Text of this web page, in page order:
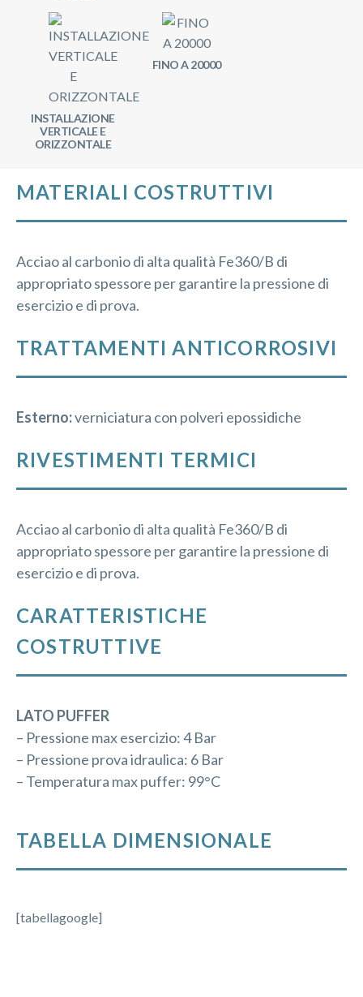
INSTALLAZIONE
VERTICALE E
ORIZZONTALE
FINO A 20000
MATERIALI COSTRUTTIVI
Acciao al carbonio di alta qualità Fe360/B di
appropriato spessore per garantire la pressione di
esercizio e di prova.
TRATTAMENTI ANTICORROSIVI
Esterno:verniciatura con polveri epossidiche
RIVESTIMENTI TERMICI
Acciao al carbonio di alta qualità Fe360/B di
appropriato spessore per garantire la pressione di
esercizio e di prova.
CARATTERISTICHE
COSTRUTTIVE
LATO PUFFER
– Pressione max esercizio: 4 Bar
– Pressione prova idraulica: 6 Bar
– Temperatura max puffer: 99°C
TABELLA DIMENSIONALE
[tabellagoogle]